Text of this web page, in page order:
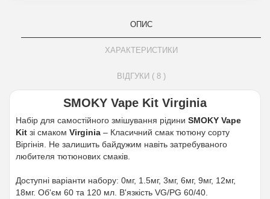
ОПИС
ХАРАКТЕРИСТИКИ
ВІДГУКИ ( 8 )
SMOKY Vape Kit Virginia
Набір для самостійного змішування рідини SMOKY Vape
Kit зі смаком Virginia – Класичний смак тютюну сорту
Віргінія. Не залишить байдужим навіть затребуваного
любителя тютюнових смаків.
Доступні варіанти набору: 0мг, 1.5мг, 3мг, 6мг, 9мг, 12мг,
18мг. Об'єм 60 та 120 мл. В'язкість VG/PG 60/40.